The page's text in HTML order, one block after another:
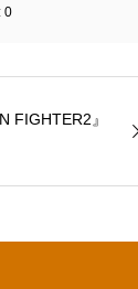
0
FIGHTER2』